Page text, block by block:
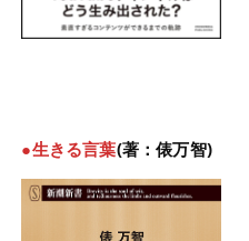
●生きる言葉(著：俵万智)